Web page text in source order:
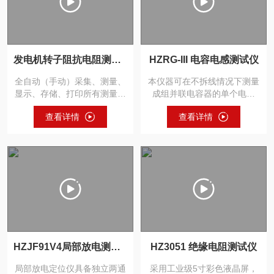
发电机转子阻抗电阻测试仪
全自动（手动）采集、测量、
显示、存储、打印所有测量参
数和交流阻抗特性曲线；实时
显...
查看详情
HZRG-III 电容电感测试仪
本仪器可在不拆线情况下测量
成组并联电容器的单个电容
（单相电容及三相电容均能测
量）...
查看详情
HZJF91V4局部放电测试仪
局部放电定位仪具备独立两通
HZ3051 绝缘电阻测试仪
采用工业级5寸彩色液晶屏，